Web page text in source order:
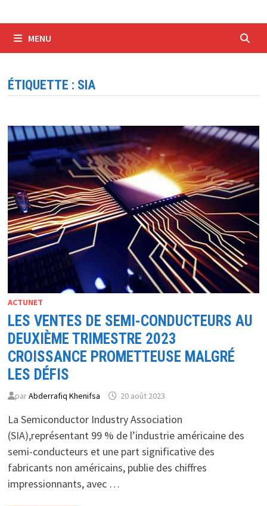
MENU
ÉTIQUETTE : SIA
ACTUNET
LES VENTES DE SEMI-CONDUCTEURS AU
DEUXIÈME TRIMESTRE 2023
CROISSANCE PROMETTEUSE MALGRÉ
LES DÉFIS
parAbderrafiq Khenifsa 20 août 2023
La Semiconductor Industry Association
(SIA),représentant 99 % de l’industrie américaine des
semi-conducteurs et une part significative des
fabricants non américains, publie des chiffres
impressionnants, avec …